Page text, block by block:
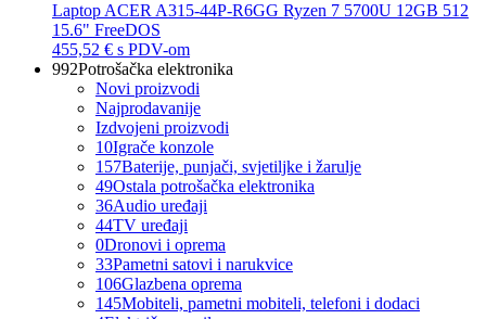
Laptop ACER A315-44P-R6GG Ryzen 7 5700U 12GB 512
15.6" FreeDOS
455,52 € s PDV-om
992Potrošačka elektronika
Novi proizvodi
Najprodavanije
Izdvojeni proizvodi
10Igrače konzole
157Baterije, punjači, svjetiljke i žarulje
49Ostala potrošačka elektronika
36Audio uređaji
44TV uređaji
0Dronovi i oprema
33Pametni satovi i narukvice
106Glazbena oprema
145Mobiteli, pametni mobiteli, telefoni i dodaci